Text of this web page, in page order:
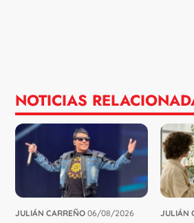
NOTICIAS
JULIÁN CARREÑO 06/08/2026 JULIÁN